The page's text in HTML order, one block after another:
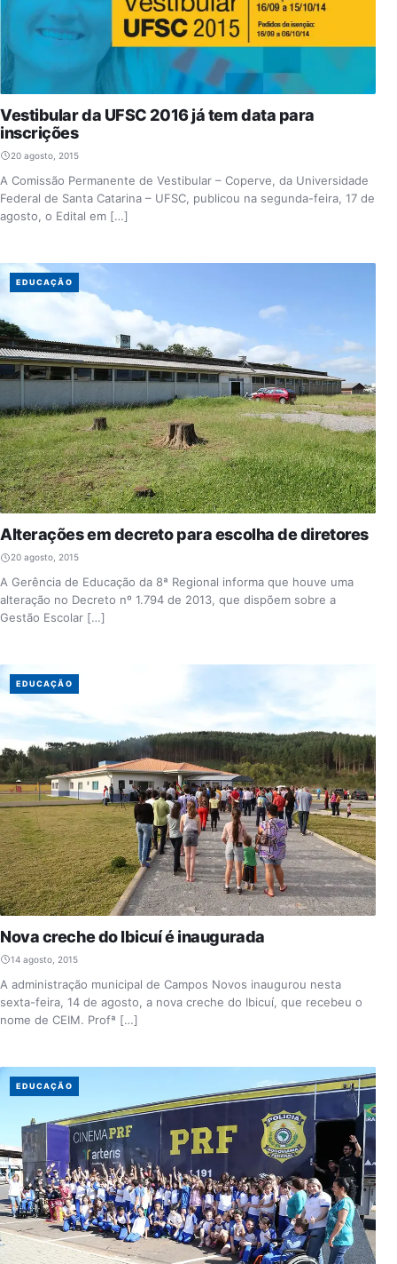
Vestibular da UFSC 2016 já tem data para
inscrições
20 agosto, 2015
A Comissão Permanente de Vestibular – Coperve, da Universidade
Federal de Santa Catarina – UFSC, publicou na segunda-feira, 17 de
agosto, o Edital em […]
EDUCAÇÃO
Alterações em decreto para escolha de diretores
20 agosto, 2015
A Gerência de Educação da 8ª Regional informa que houve uma
alteração no Decreto nº 1.794 de 2013, que dispõem sobre a
Gestão Escolar […]
EDUCAÇÃO
Nova creche do Ibicuí é inaugurada
14 agosto, 2015
A administração municipal de Campos Novos inaugurou nesta
sexta-feira, 14 de agosto, a nova creche do Ibicuí, que recebeu o
nome de CEIM. Profª […]
EDUCAÇÃO